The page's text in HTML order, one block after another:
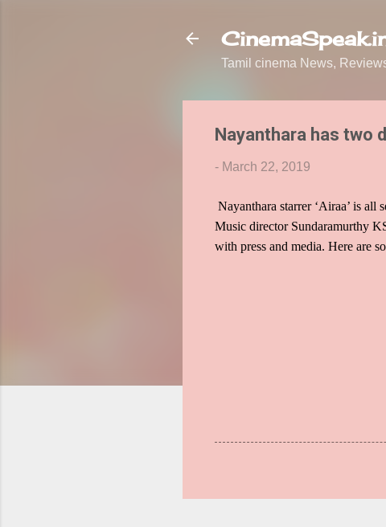
Tamil cinema News,
Nayanthara has two
- March 22, 2019
Nayanthara starrer ‘Airaa’ is
Music director Sundaramurthy
with press and media. Here are